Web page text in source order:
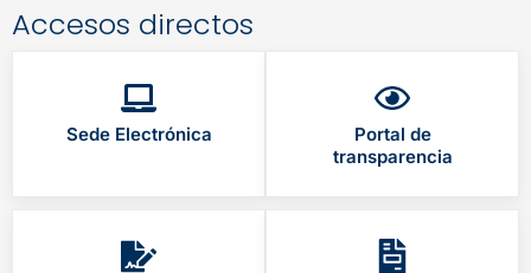
Accesos directos
Sede Electrónica
Portal de
transparencia